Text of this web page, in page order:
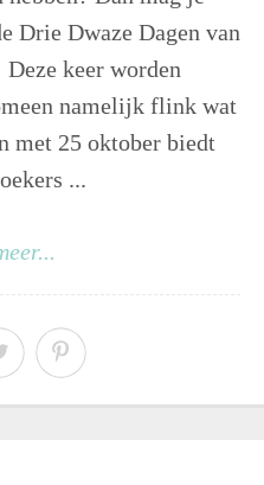
Drie Dwaze Dagen van
keer worden
namelijk flink wat
met 25 oktober biedt
...